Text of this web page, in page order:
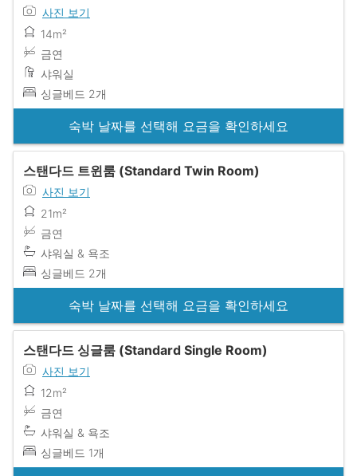
사진 보기
14m²
금연
샤워실
싱글베드 2개
숙박 날짜를 선택해 요금을 확인하세요
스탠다드 트윈룸 (Standard Twin Room)
사진 보기
21m²
금연
샤워실 & 욕조
싱글베드 2개
숙박 날짜를 선택해 요금을 확인하세요
스탠다드 싱글룸 (Standard Single Room)
사진 보기
12m²
금연
샤워실 & 욕조
싱글베드 1개